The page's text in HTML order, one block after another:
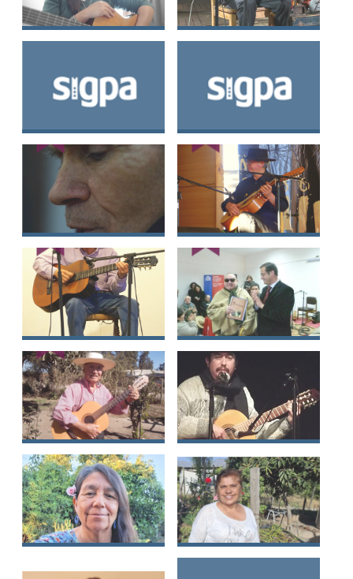
Jocelyn Eugenia
Pablo José Jimenez
América del Carmen
Valdés Molina
Marcela Molina
Molina
José Manuel
Gallardo Reyes
Juan Domingo Pérez
Ibarra
Gilberto Alejandro
Acevedo González
Carlos Santiago
Varas Yáñez
Juan Andrés Correa
Orellana
Jorge Orlando
Céspedes Romero
Andrea Alejandra
Ana Patricia Rojas